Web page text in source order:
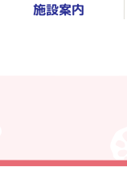
施設案内